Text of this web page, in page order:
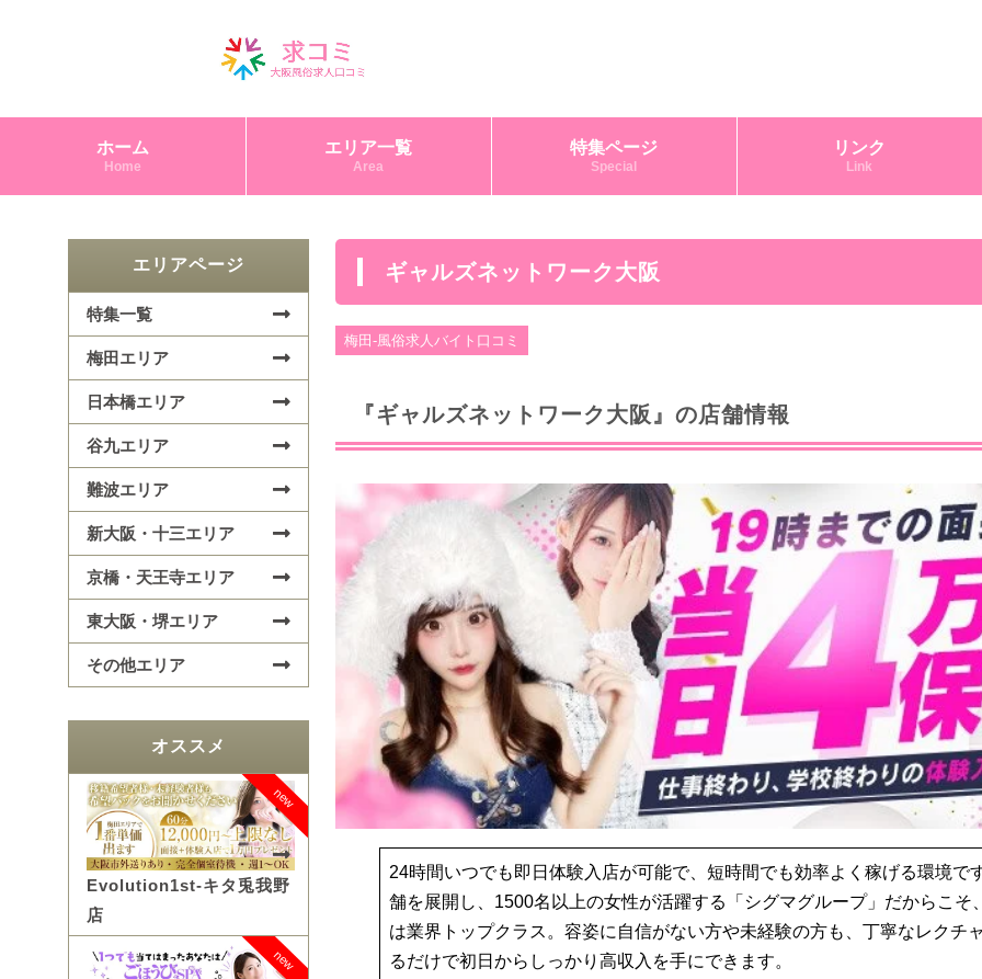
ホーム
Home
エリア一覧
Area
特集ページ
Special
リンク
Link
ギャルズネットワーク大阪
梅田-風俗求人バイト口コミ
『ギャルズネットワーク大阪』の店舗情報
24時間いつでも即日体験入店が可能で、短時間でも効率よく稼げる環境で
舗を展開し、1500名以上の女性が活躍する「シグマグループ」だからこそ
は業界トップクラス。容姿に自信がない方や未経験の方も、丁寧なレクチ
るだけで初日からしっかり高収入を手にできます。
エリアページ
特集一覧
梅田エリア
日本橋エリア
谷九エリア
難波エリア
新大阪・十三エリア
京橋・天王寺エリア
東大阪・堺エリア
その他エリア
オススメ
new
Evolution1st-キタ兎我野
店
new